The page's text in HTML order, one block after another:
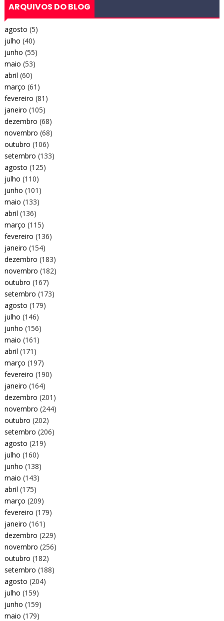
ARQUIVOS DO BLOG
agosto (5)
julho (40)
junho (55)
maio (53)
abril (60)
março (61)
fevereiro (81)
janeiro (105)
dezembro (68)
novembro (68)
outubro (106)
setembro (133)
agosto (125)
julho (110)
junho (101)
maio (133)
abril (136)
março (115)
fevereiro (136)
janeiro (154)
dezembro (183)
novembro (182)
outubro (167)
setembro (173)
agosto (179)
julho (146)
junho (156)
maio (161)
abril (171)
março (197)
fevereiro (190)
janeiro (164)
dezembro (201)
novembro (244)
outubro (202)
setembro (206)
agosto (219)
julho (160)
junho (138)
maio (143)
abril (175)
março (209)
fevereiro (179)
janeiro (161)
dezembro (229)
novembro (256)
outubro (182)
setembro (188)
agosto (204)
julho (159)
junho (159)
maio (179)